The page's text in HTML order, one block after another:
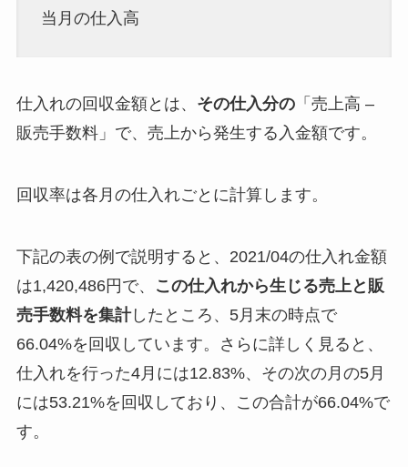
当月の仕入高
仕入れの回収金額とは、 その仕入分の「売上高 –
販売手数料」で、売上から発生する入金額です。
回収率は各月の仕入れごとに計算します。
下記の表の例で説明すると、2021/04の仕入れ金額
は1,420,486円で、
この仕入れから生じる売上と販
売手数料を集計したところ、5月末の時点で
66.04%を回収しています。さらに詳しく見ると、
仕入れを行った4月には12.83%、その次の月の5月
には53.21%を回収しており、この合計が66.04%で
す。